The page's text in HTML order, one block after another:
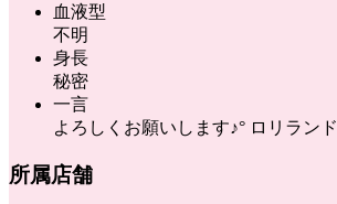
血液型
不明
身長
秘密
一言
よろしくお願いします♪° ロリランド
所属店舗